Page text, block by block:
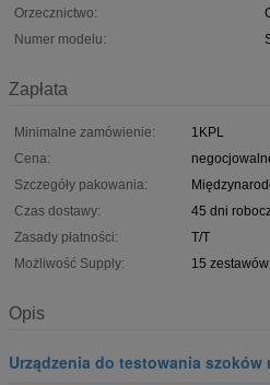
Orzecznictwo:
Numer modelu:
Zapłata
Minimalne zamówienie:
1KPL
Cena:
Szczegóły pakowania:
Czas dostawy:
45 dni
Zasady płatności:
T/T
Możliwość Supply:
15
Opis
Urządzenia do testowania szoków